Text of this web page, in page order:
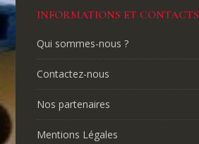
INFORMATIONS ET CONTACTS
Qui sommes-nous ?
Contactez-nous
Nos partenaires
Mentions Légales